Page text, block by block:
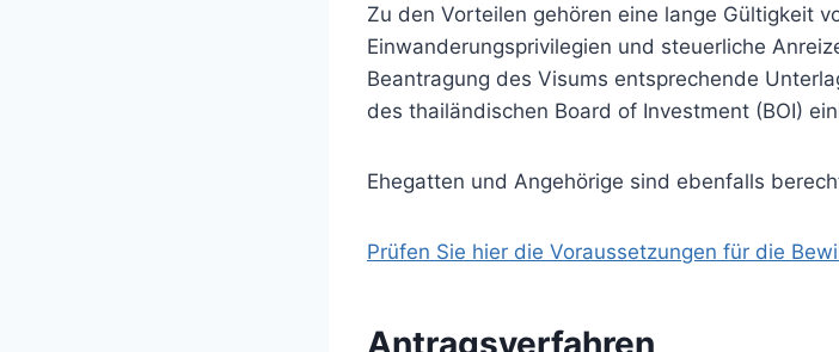
Zu den Vorteilen gehören eine lange Gültigkeit
Einwanderungsprivilegien und steuerliche
Beantragung des Visums entsprechende
des thailändischen Board of Investment (BOI)
Ehegatten und Angehörige sind ebenfalls
Prüfen Sie hier die Voraussetzungen für die
Antragsverfahren